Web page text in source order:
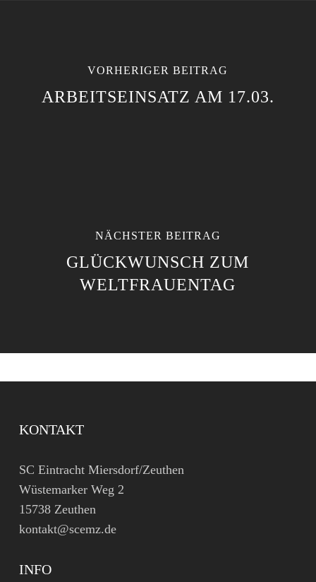
VORHERIGER BEITRAG
ARBEITSEINSATZ AM 17.03.
NÄCHSTER BEITRAG
GLÜCKWUNSCH ZUM
WELTFRAUENTAG
KONTAKT
SC Eintracht Miersdorf/Zeuthen
Wüstemarker Weg 2
15738 Zeuthen
kontakt@scemz.de
INFO